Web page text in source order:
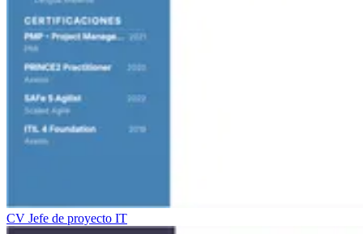
CV Jefe de proyecto IT